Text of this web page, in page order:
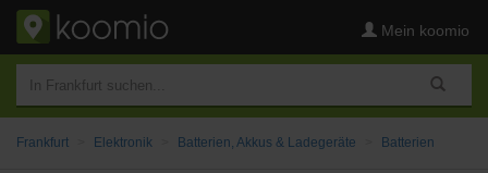
Mein koomio
Frankfurt Elektronik Batterien, Akkus & Ladegeräte Batterien